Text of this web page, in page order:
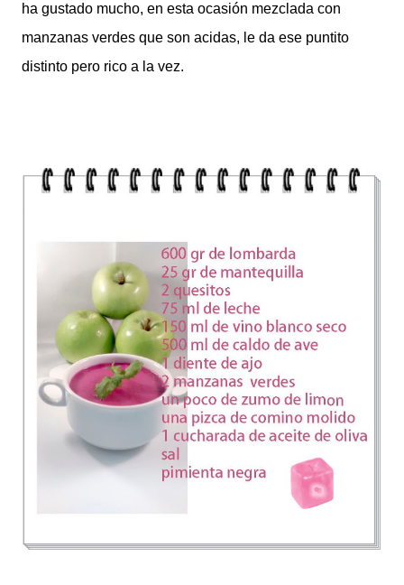
ha gustado mucho, en esta ocasión mezclada con
manzanas verdes que son acidas, le da ese puntito
distinto pero rico a la vez.